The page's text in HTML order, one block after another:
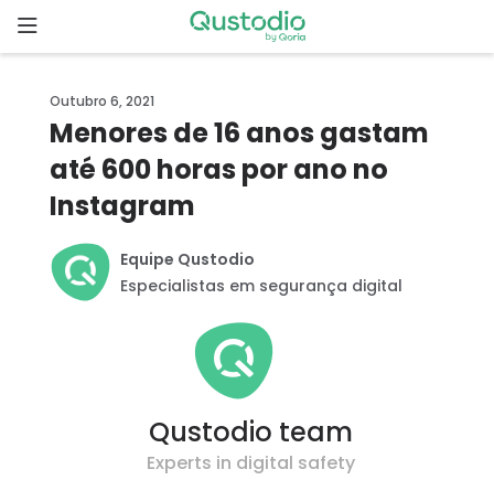
to
content
inicial
Por que o
Qustodio?
Recursos
Outubro 6, 2021
Menores de 16 anos gastam
até 600 horas por ano no
Instagram
Equipe Qustodio
Especialistas em segurança digital
Qustodio team
Experts in digital safety